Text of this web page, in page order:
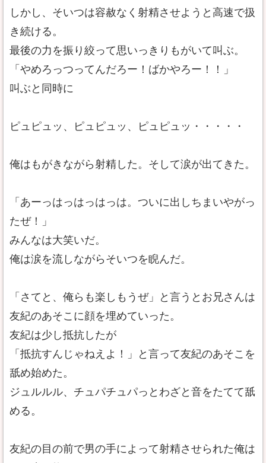
しかし、そいつは容赦なく射精させようと高速で扱
き続ける。
最後の力を振り絞って思いっきりもがいて叫ぶ。
「やめろっつってんだろー！ばかやろー！！」
叫ぶと同時に
ピュピュッ、ピュピュッ、ピュピュッ・・・・・
俺はもがきながら射精した。そして涙が出てきた。
「あーっはっはっはっは。ついに出しちまいやがっ
たぜ！」
みんなは大笑いだ。
俺は涙を流しながらそいつを睨んだ。
「さてと、俺らも楽しもうぜ」と言うとお兄さんは
友紀のあそこに顔を埋めていった。
友紀は少し抵抗したが
「抵抗すんじゃねえよ！」と言って友紀のあそこを
舐め始めた。
ジュルルル、チュパチュパっとわざと音をたてて舐
める。
友紀の目の前で男の手によって射精させられた俺は